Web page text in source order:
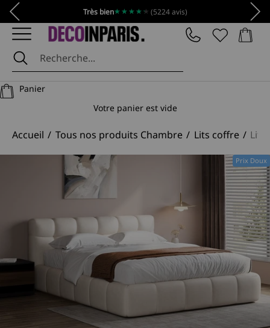
Passer au contenu
Précédent Très bien★★★★★
★★★★★ (5224 avis)
DécoInParis Panier
Panier
Votre panier est vide
Accueil Tous nos produits Chambre Lits coffre Lit
Prix Doux